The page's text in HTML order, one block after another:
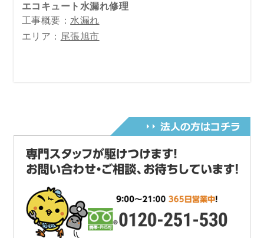
エコキュート水漏れ修理
工事概要： 水漏れ
エリア：
尾張旭市